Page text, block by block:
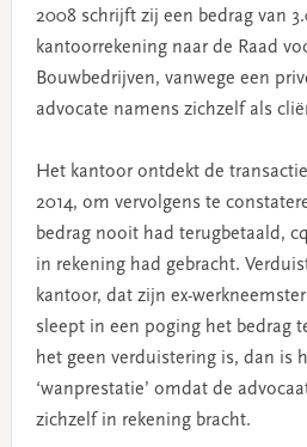
2008 schrijft zij een bedrag van
kantoorrekening naar de Raad
Bouwbedrijven, vanwege een
advocate namens zichzelf als
Het kantoor ontdekt de
2014, om vervolgens te
bedrag nooit had terugbetaald,
in rekening had gebracht.
kantoor, dat zijn ex-
sleept in een poging het bedrag
het geen verduistering is, dan is
‘wanprestatie’ omdat de
zichzelf in rekening bracht.